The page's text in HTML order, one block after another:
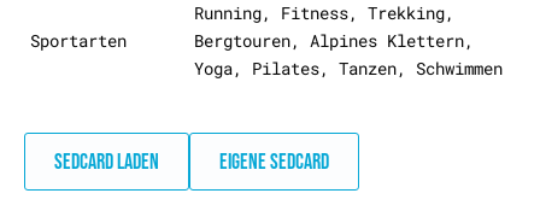
Sportarten
Running, Fitness, Trekking,
Bergtouren, Alpines Klettern,
Yoga, Pilates, Tanzen, Schwimmen
SEDCARD LADEN EIGENE SEDCARD